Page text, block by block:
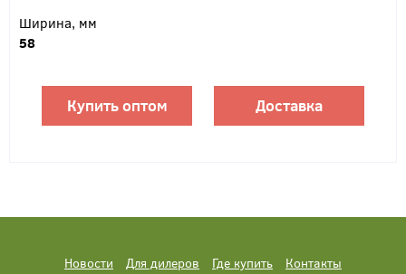
Ширина, мм
58
Купить оптом Доставка
Новости Для дилеров Где купить
Контакты